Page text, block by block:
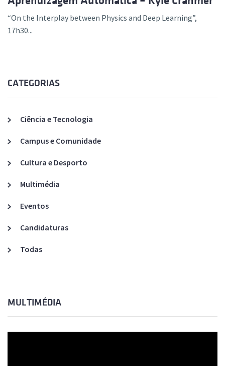
“On the Interplay between Physics and Deep Learning”,
17h30...
CATEGORIAS
Ciência e Tecnologia
Campus e Comunidade
Cultura e Desporto
Multimédia
Eventos
Candidaturas
Todas
MULTIMÉDIA